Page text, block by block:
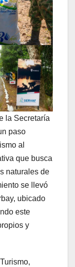
la Secretaría
paso
al
que busca
naturales de
se llevó
ubicado
este
y